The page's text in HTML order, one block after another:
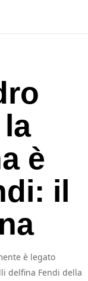
è
il
è legato
delfina Fendi della